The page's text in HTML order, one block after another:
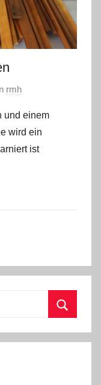
rmh
und einem
wird ein
ist